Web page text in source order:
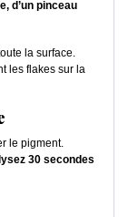
d’un pinceau
la surface.
les flakes sur la
le pigment.
30 secondes